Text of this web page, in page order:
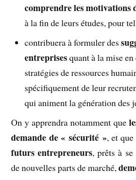
comprendre les motivations
à la fin de leurs études, pour
contribuera à formuler des
entreprisesquant à la mise
stratégies de ressources
spécifiquement de leur
qui animent la génération des
On y apprendra notamment que
demande de « sécurité », et
futurs entrepreneurs, prêts à
de nouvelles parts de marché,